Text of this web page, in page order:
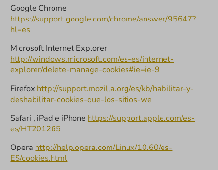
Google Chrome
https://support.google.com/chrome/answer/95647?
hl=es
Microsoft Internet Explorer
http://windows.microsoft.com/es-es/internet-
explorer/delete-manage-cookies#ie=ie-9
Firefox http://support.mozilla.org/es/kb/habilitar-y-
deshabilitar-cookies-que-los-sitios-we
Safari , iPad e iPhone https://support.apple.com/es-
es/HT201265
Opera http://help.opera.com/Linux/10.60/es-
ES/cookies.html